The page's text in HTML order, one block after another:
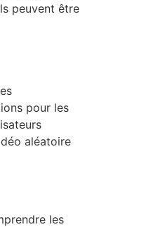
peuvent être
pour les
aléatoire
les